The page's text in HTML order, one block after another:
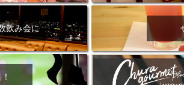
飲み会に